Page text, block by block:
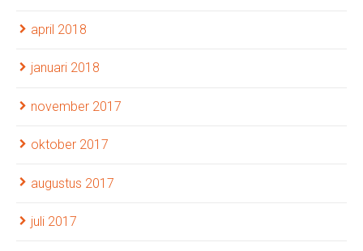
april 2018
januari 2018
november 2017
oktober 2017
augustus 2017
juli 2017